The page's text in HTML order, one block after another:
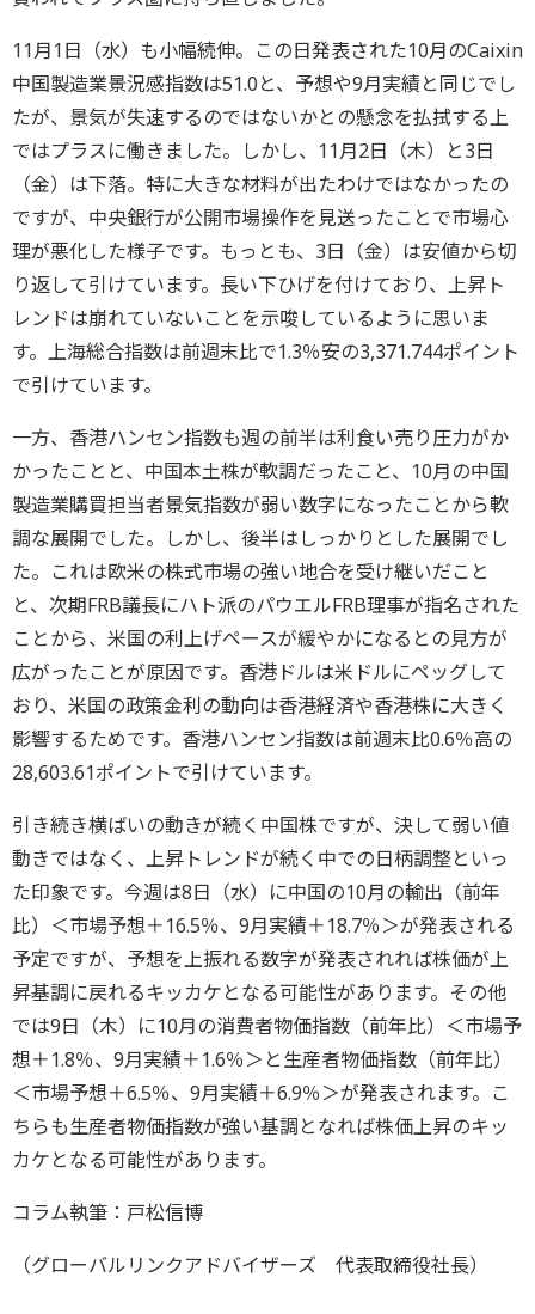
11月1日（水）も小幅続伸。この日発表された10月のCaixin
中国製造業景況感指数は51.0と、予想や9月実績と同じでし
たが、景気が失速するのではないかとの懸念を払拭する上
ではプラスに働きました。しかし、11月2日（木）と3日
（金）は下落。特に大きな材料が出たわけではなかったの
ですが、中央銀行が公開市場操作を見送ったことで市場心
理が悪化した様子です。もっとも、3日（金）は安値から切
り返して引けています。長い下ひげを付けており、上昇ト
レンドは崩れていないことを示唆しているように思いま
す。上海総合指数は前週末比で1.3％安の3,371.744ポイント
で引けています。
一方、香港ハンセン指数も週の前半は利食い売り圧力がか
かったことと、中国本土株が軟調だったこと、10月の中国
製造業購買担当者景気指数が弱い数字になったことから軟
調な展開でした。しかし、後半はしっかりとした展開でし
た。これは欧米の株式市場の強い地合を受け継いだこと
と、次期FRB議長にハト派のパウエルFRB理事が指名された
ことから、米国の利上げペースが緩やかになるとの見方が
広がったことが原因です。香港ドルは米ドルにペッグして
おり、米国の政策金利の動向は香港経済や香港株に大きく
影響するためです。香港ハンセン指数は前週末比0.6％高の
28,603.61ポイントで引けています。
引き続き横ばいの動きが続く中国株ですが、決して弱い値
動きではなく、上昇トレンドが続く中での日柄調整といっ
た印象です。今週は8日（水）に中国の10月の輸出（前年
比）＜市場予想＋16.5％、9月実績＋18.7％＞が発表される
予定ですが、予想を上振れる数字が発表されれば株価が上
昇基調に戻れるキッカケとなる可能性があります。その他
では9日（木）に10月の消費者物価指数（前年比）＜市場予
想＋1.8％、9月実績＋1.6％＞と生産者物価指数（前年比）
＜市場予想＋6.5％、9月実績＋6.9％＞が発表されます。こ
ちらも生産者物価指数が強い基調となれば株価上昇のキッ
カケとなる可能性があります。
コラム執筆：戸松信博
（グローバルリンクアドバイザーズ 代表取締役社長）